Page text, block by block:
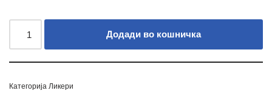
Додади во кошничка
Категорија Ликери